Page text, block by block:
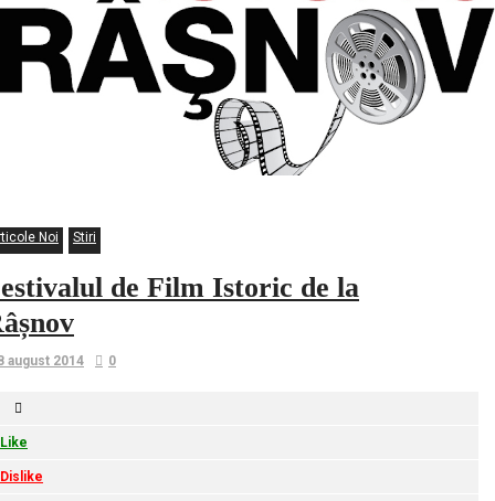
Noi Stiri
de Film Istoric de la
august 2014 0
Like
Dislike